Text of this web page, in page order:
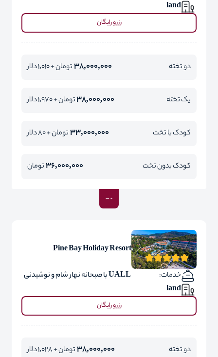
land
رزرو رایگان
دو تخته 38,000,000تومان + 1,010 دلار
یک تخته 38,000,000تومان + 1,970 دلار
کودک با تخت 33,000,000تومان + 80 دلار
کودک بدون تخت 36,000,000تومان
Pine Bay Holiday Resort
خدمات:
UALL با صبحانه نهار شام و نوشیدنی
land
رزرو رایگان
دو تخته 38,000,000تومان + 1,028 دلار